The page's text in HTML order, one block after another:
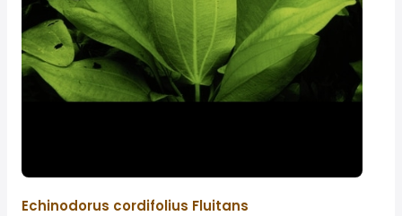
Echinodorus cordifolius Fluitans